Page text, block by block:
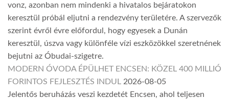
vonz, azonban nem mindenki a hivatalos bejáratokon
keresztül próbál eljutni a rendezvény területére. A szervezők
szerint évről évre előfordul, hogy egyesek a Dunán
keresztül, úszva vagy különféle vízi eszközökkel szeretnének
bejutni az Óbudai-szigetre.
MODERN ÓVODA ÉPÜLHET ENCSEN: KÖZEL 400 MILLIÓ
FORINTOS FEJLESZTÉS INDUL 2026-08-05
Jelentős beruházás veszi kezdetét Encsen, ahol teljesen